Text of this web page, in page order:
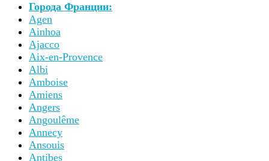
Города Франции:
Agen
Ainhoa
Ajacco
Aix-en-Provence
Albi
Amboise
Amiens
Angers
Angoulême
Annecy
Ansouis
Antibes